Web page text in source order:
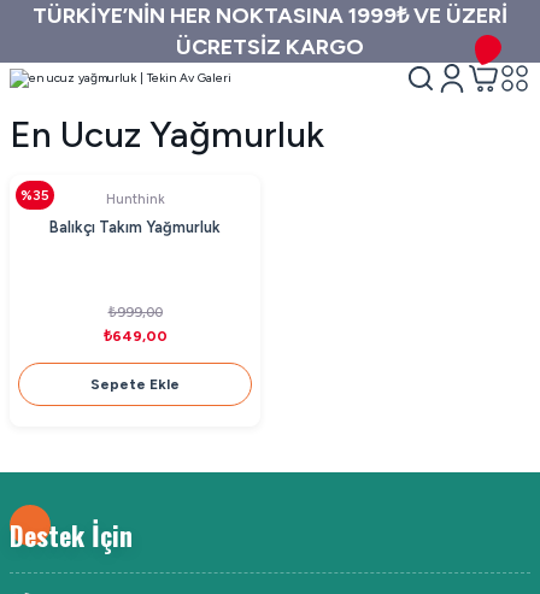
TÜRKİYE’NİN HER NOKTASINA 1999₺ VE ÜZERİ
ÜCRETSİZ KARGO
En Ucuz Yağmurluk
%35 Hunthink
Balıkçı Takım Yağmurluk
₺999,00
₺649,00
Sepete Ekle
Destek İçin